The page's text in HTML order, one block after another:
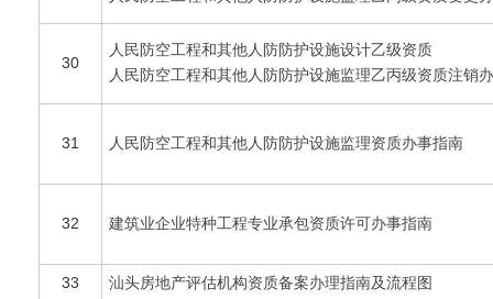
30
人民防空工程和其他人防防护设施设计乙级资质
人民防空工程和其他人防防护设施监理乙丙级资质注销
31 人民防空工程和其他人防防护设施监理资质办事指南
32 建筑业企业特种工程专业承包资质许可办事指南
33 汕头房地产评估机构资质备案办理指南及流程图